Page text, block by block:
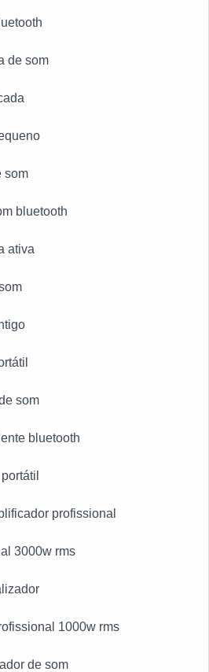
de som
som
bluetooth
ativa
som
bluetooth
profissional
3000w rms
1000w rms
de som